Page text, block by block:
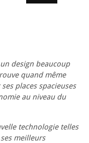
design beaucoup
quand même
places spacieuses
au niveau du
technologie telles
meilleurs